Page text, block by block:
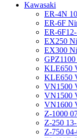
Kawasaki
ER-4N
ER-6F
ER-
EX250
EX300
KLE650
KLE650
VN1500
VN1500
VN1600
Z-1000
Z-250
Z-750